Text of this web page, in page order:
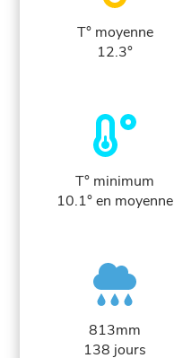
T° moyenne
12.3°
T° minimum
10.1° en moyenne
813mm
138 jours